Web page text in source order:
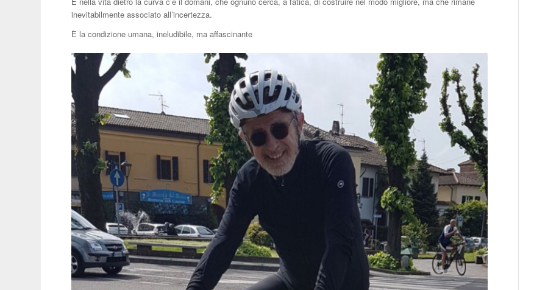
inevitabilmente associato all’incertezza.
È la condizione umana, ineludibile, ma affascinante